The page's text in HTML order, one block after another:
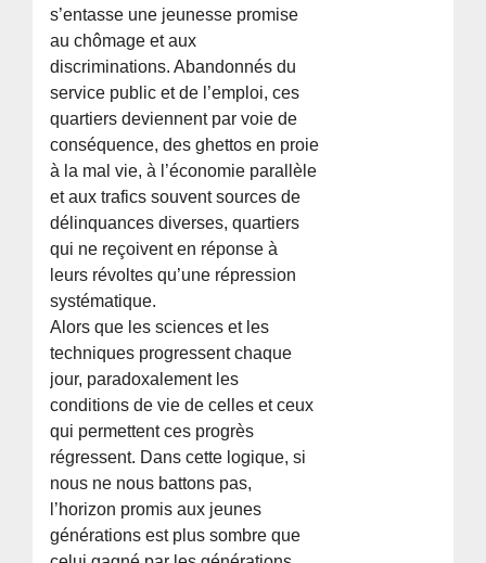
s’entasse une jeunesse promise
au chômage et aux
discriminations. Abandonnés du
service public et de l’emploi, ces
quartiers deviennent par voie de
conséquence, des ghettos en proie
à la mal vie, à l’économie parallèle
et aux trafics souvent sources de
délinquances diverses, quartiers
qui ne reçoivent en réponse à
leurs révoltes qu’une répression
systématique.
Alors que les sciences et les
techniques progressent chaque
jour, paradoxalement les
conditions de vie de celles et ceux
qui permettent ces progrès
régressent. Dans cette logique, si
nous ne nous battons pas,
l’horizon promis aux jeunes
générations est plus sombre que